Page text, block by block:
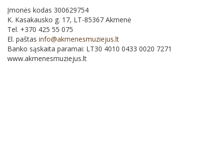
Įmonės kodas 300629754
K. Kasakausko g. 17, LT-85367 Akmenė
Tel. +370 425 55 075
El. paštas info@akmenesmuziejus.lt
Banko sąskaita paramai: LT30 4010 0433 0020 7271
www.akmenesmuziejus.lt